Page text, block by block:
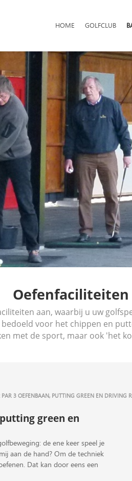
HOME GOLFCLUB
Oefenfaciliteiten
aan, waarbij u uw
voor het chippen en
met de sport, maar ook 'het
PAR 3 OEFENBAAN, PUTTING GREEN EN DRIVING
green en
de ene keer speel je
aan de hand? Om de techniek
Dat kan door eens een